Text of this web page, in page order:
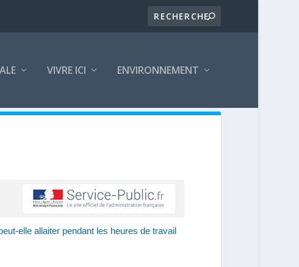
VIVRE ICI ENVIRONNEMENT
elle allaiter pendant les heures de travail